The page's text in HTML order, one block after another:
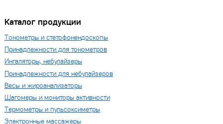
Каталог продукции
Тонометры и стетофонендоскопы
Принадлежности для тонометров
Ингаляторы, небулайзеры
Принадлежности для небулайзеров
Весы и жироанализаторы
Шагомеры и мониторы активности
Термометры и пульсоксиметры
Электронные массажеры